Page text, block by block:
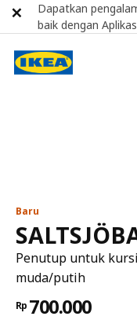
Baru
Penutup untuk
muda/putih
Rp 700.000
Dapatkan
baik dengan